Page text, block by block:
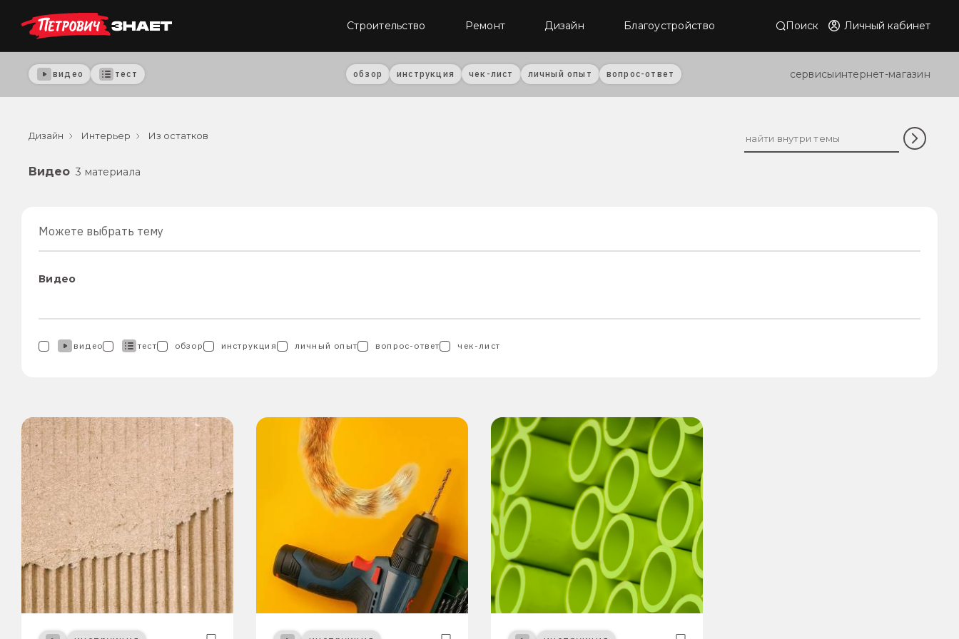
Строительство Ремонт Дизайн Благоустройство Поиск Личный кабинет
видео тест обзор инструкция чек-лист личный опыт вопрос-ответ сервисыинтернет-магазин
Дизайн Интерьер Из остатков
Видео 3 материала
Можете выбрать тему
видео тест обзор инструкция личный опыт вопрос-ответ чек-лист
Видео